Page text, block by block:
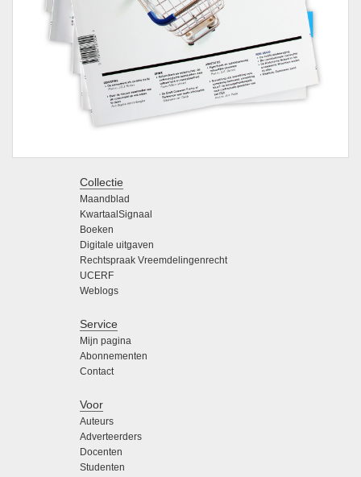
Collectie
Maandblad
KwartaalSignaal
Boeken
Digitale uitgaven
Rechtspraak Vreemdelingenrecht
UCERF
Weblogs
Service
Mijn pagina
Abonnementen
Contact
Voor
Auteurs
Adverteerders
Docenten
Studenten